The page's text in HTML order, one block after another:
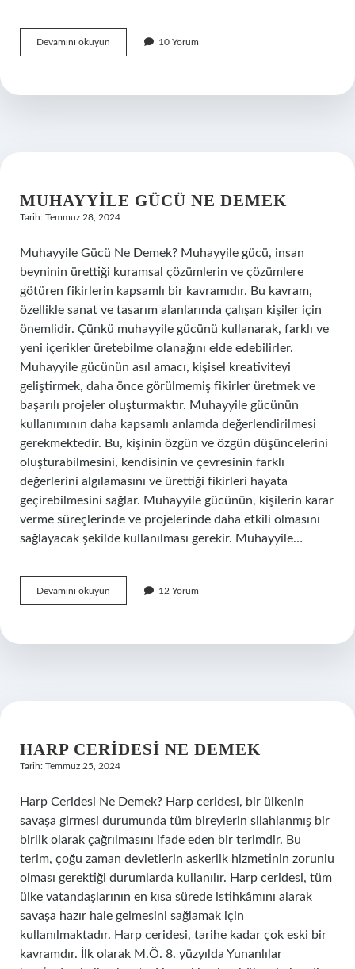
Devamını okuyun Oturaksiz
ne
10 Yorum
MUHAYYILE GÜCÜ NE DEMEK
Tarih: Temmuz 28, 2024
Muhayyile Gücü Ne Demek? Muhayyile gücü, insan
beyninin ürettiği kuramsal çözümlerin ve çözümlere
götüren fikirlerin kapsamlı bir kavramıdır. Bu kavram,
özellikle sanat ve tasarım alanlarında çalışan kişiler için
önemlidir. Çünkü muhayyile gücünü kullanarak, farklı ve
yeni içerikler üretebilme olanağını elde edebilirler.
Muhayyile gücünün asıl amacı, kişisel kreativiteyi
geliştirmek, daha önce görülmemiş fikirler üretmek ve
başarılı projeler oluşturmaktır. Muhayyile gücünün
kullanımının daha kapsamlı anlamda değerlendirilmesi
gerekmektedir. Bu, kişinin özgün ve özgün düşüncelerini
oluşturabilmesini, kendisinin ve çevresinin farklı
değerlerini algılamasını ve ürettiği fikirleri hayata
geçirebilmesini sağlar. Muhayyile gücünün, kişilerin karar
verme süreçlerinde ve projelerinde daha etkili olmasını
sağlayacak şekilde kullanılması gerekir. Muhayyile…
Devamını okuyun Muhayyile
gücü
12 Yorum
HARP CERIDESI NE DEMEK
Tarih: Temmuz 25, 2024
Harp Ceridesi Ne Demek? Harp ceridesi, bir ülkenin
savaşa girmesi durumunda tüm bireylerin silahlanmış bir
birlik olarak çağrılmasını ifade eden bir terimdir. Bu
terim, çoğu zaman devletlerin askerlik hizmetinin zorunlu
olması gerektiği durumlarda kullanılır. Harp ceridesi, tüm
ülke vatandaşlarının en kısa sürede istihkâmını alarak
savaşa hazır hale gelmesini sağlamak için
kullanılmaktadır. Harp ceridesi, tarihe kadar çok eski bir
kavramdır. İlk olarak M.Ö. 8. yüzyılda Yunanlılar